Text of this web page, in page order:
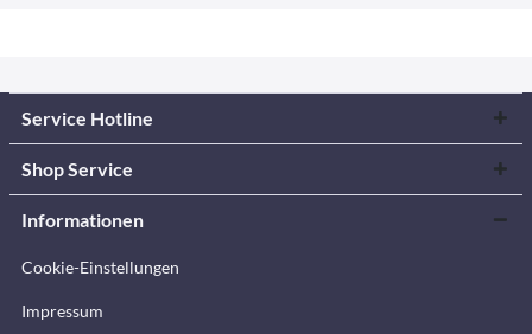
Service Hotline
Shop Service
Informationen
Cookie-Einstellungen
Impressum